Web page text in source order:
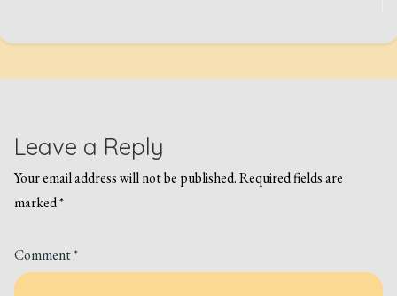
Leave a Reply
Your email address will not be published. Required fields are
marked*
Comment*